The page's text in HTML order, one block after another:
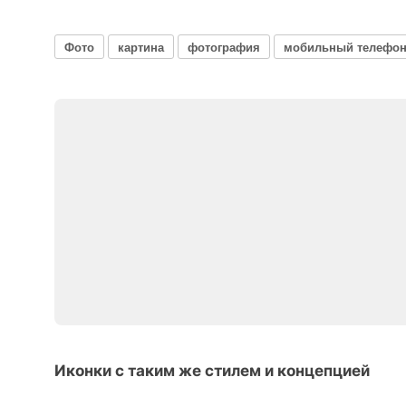
Фото картина фотография мобильный телефон
Иконки с таким же стилем и концепцией